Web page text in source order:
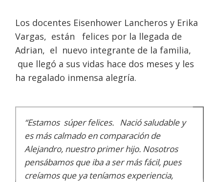
Los docentes Eisenhower Lancheros y Erika
Vargas, están felices por la llegada de
Adrian, el nuevo integrante de la familia,
que llegó a sus vidas hace dos meses y les
ha regalado inmensa alegría.
“Estamos súper felices. Nació saludable y
es más calmado en comparación de
Alejandro, nuestro primer hijo. Nosotros
pensábamos que iba a ser más fácil, pues
creíamos que ya teníamos experiencia,